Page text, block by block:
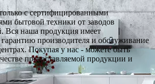
с сертифицированными
бытовой техники от заводов
Вся наша продукция имеет
производителя и обслуживание
Покупая у нас - можете быть
предоставляемой продукции и